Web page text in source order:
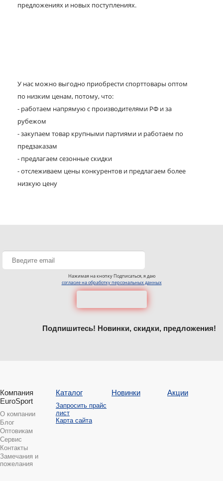
предложениях и новых поступлениях.
У нас можно выгодно приобрести спорттовары оптом
по низким ценам, потому, что:
- работаем напрямую с производителями РФ и за
рубежом
- закупаем товар крупными партиями и работаем по
предзаказам
- предлагаем сезонные скидки
- отслеживаем цены конкурентов и предлагаем более
низкую цену
Нажимая на кнопку Подписаться, я даю
согласие на обработку персональных данных
Подпишитесь! Новинки, скидки, предложения!
Компания
EuroSport
О компании
Блог
Оптовикам
Сервис
Контакты
Замечания и
пожелания
Каталог
Запросить прайс
лист
Карта сайта
Новинки Акции